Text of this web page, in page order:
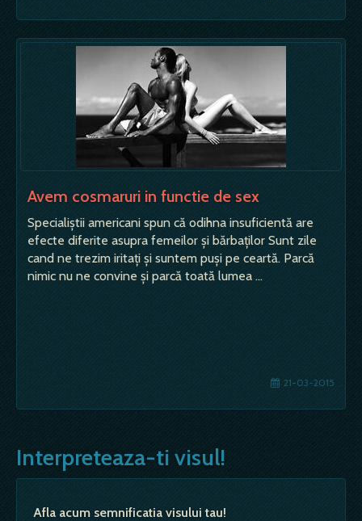
Avem cosmaruri in functie de sex
Specialiştii americani spun că odihna insuficientă are
efecte diferite asupra femeilor şi bărbaţilor Sunt zile
cand ne trezim iritaţi şi suntem puşi pe ceartă. Parcă
nimic nu ne convine şi parcă toată lumea …
21-03-2015
Interpreteaza-ti visul!
Afla acum semnificatia visului tau!